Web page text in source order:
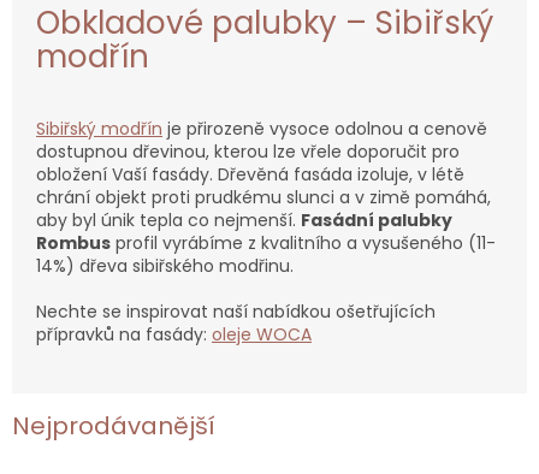
Obkladové palubky – Sibiřský
modřín
Sibiřský modřín je přirozeně vysoce odolnou a cenově
dostupnou dřevinou, kterou lze vřele doporučit pro
obložení Vaší fasády. Dřevěná fasáda izoluje, v létě
chrání objekt proti prudkému slunci a v zimě pomáhá,
aby byl únik tepla co nejmenší. Fasádní palubky
Rombus profil vyrábíme z kvalitního a vysušeného (11-
14%) dřeva sibiřského modřinu.
Nechte se inspirovat naší nabídkou ošetřujících
přípravků na fasády: oleje WOCA
Nejprodávanější